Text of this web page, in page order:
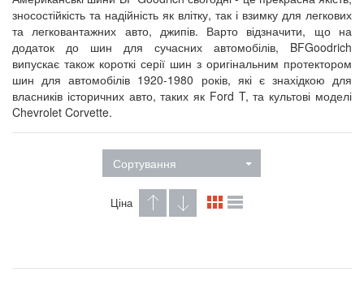
зносостійкість та надійність як влітку, так і взимку для легкових
та легковантажних авто, джипів. Варто відзначити, що на
додаток до шин для сучасних автомобілів, BFGoodrich
випускає також короткі серії шин з оригінальним протектором
шин для автомобілів 1920-1980 років, які є знахідкою для
власників історичних авто, таких як Ford T, та культові моделі
Chevrolet Corvette.
Сортування
Ціна